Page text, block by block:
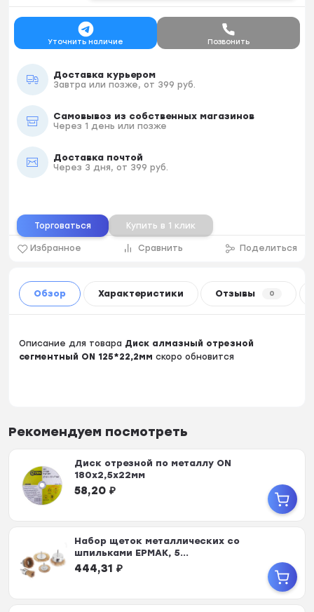
Уточнить наличие Позвонить
Доставка курьером
Завтра или позже, от 399 руб.
Самовывоз из собственных магазинов
Через 1 день или позже
Доставка почтой
Через 3 дня, от 399 руб.
Избранное Сравнить Поделиться
Торговаться Купить в 1 клик
Обзор Характеристики Отзывы 0
Описание для товара Диск алмазный отрезной
сегментный ON 125*22,2мм скоро обновится
Рекомендуем посмотреть
Диск отрезной по металлу ON
180х2,5х22мм
58,20 ₽
Набор щеток металлических со
шпильками ЕРМАК, 5...
444,31 ₽